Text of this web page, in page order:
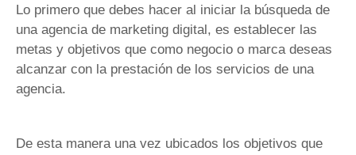
Lo primero que debes hacer al iniciar la búsqueda de
una agencia de marketing digital, es establecer las
metas y objetivos que como negocio o marca deseas
alcanzar con la prestación de los servicios de una
agencia.
De esta manera una vez ubicados los objetivos que